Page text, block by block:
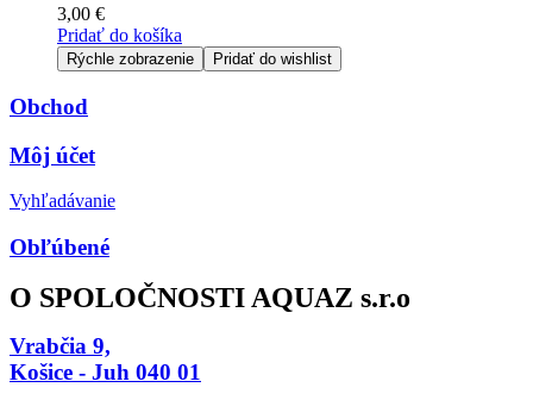
3,00 €
Pridať do košíka
Rýchle zobrazenie Pridať do wishlist
Obchod
Môj účet
Vyhľadávanie
Obľúbené
O SPOLOČNOSTI AQUAZ s.r.o
Vrabčia 9,
Košice - Juh 040 01